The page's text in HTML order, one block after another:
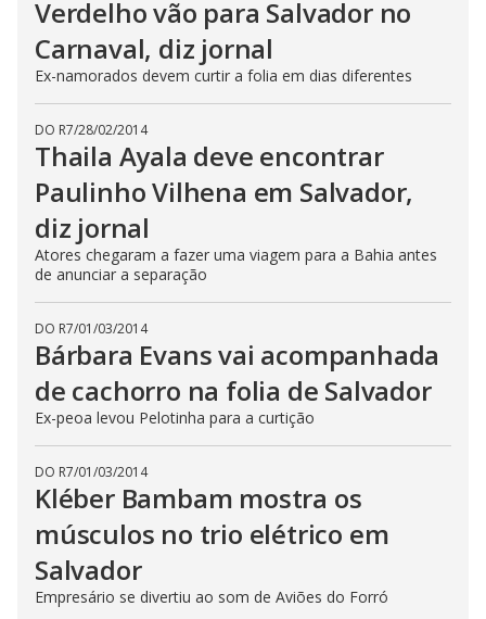
Verdelho vão para Salvador no
Carnaval, diz jornal
Ex-namorados devem curtir a folia em dias diferentes
DO R7/28/02/2014
Thaila Ayala deve encontrar
Paulinho Vilhena em Salvador,
diz jornal
Atores chegaram a fazer uma viagem para a Bahia antes
de anunciar a separação
DO R7/01/03/2014
Bárbara Evans vai acompanhada
de cachorro na folia de Salvador
Ex-peoa levou Pelotinha para a curtição
DO R7/01/03/2014
Kléber Bambam mostra os
músculos no trio elétrico em
Salvador
Empresário se divertiu ao som de Aviões do Forró